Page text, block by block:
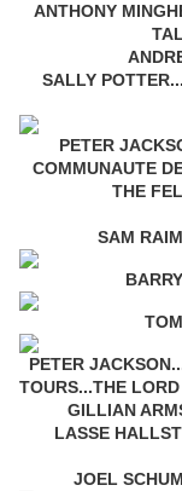
ANTHONY
SALLY
PETER
COMMUNAUTE
THE
SAM
PETER
TOURS...THE
GILLIAN
LASSE
JOEL